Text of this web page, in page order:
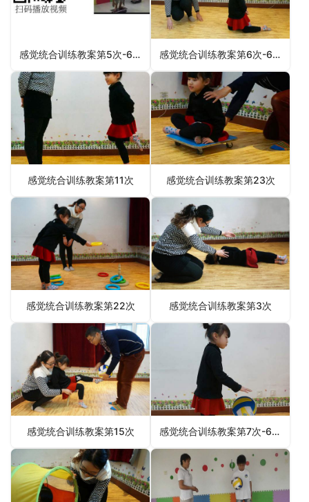
感觉统合训练教案第5次-6月2日更新 感觉统合训练教案第6次-6月3日更新
感觉统合训练教案第11次 感觉统合训练教案第23次
感觉统合训练教案第22次 感觉统合训练教案第3次
感觉统合训练教案第15次 感觉统合训练教案第7次-6月4日更新